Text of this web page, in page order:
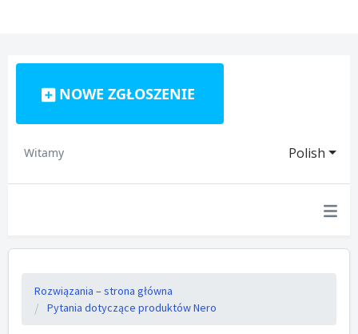
NOWE ZGŁOSZENIE
Polish
Witamy
Rozwiązania – strona główna
Pytania dotyczące produktów Nero